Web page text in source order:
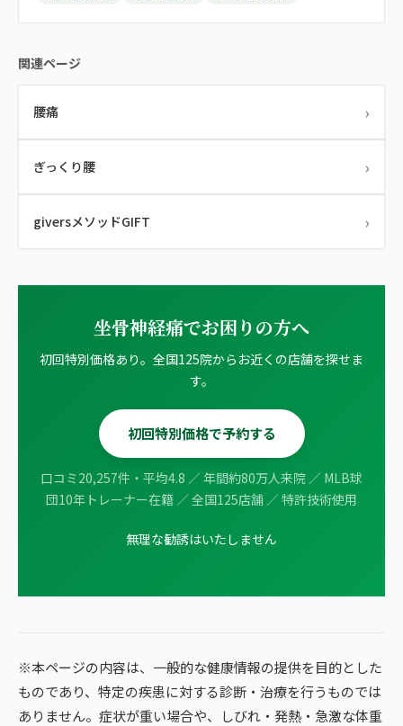
関連ページ
腰痛 ›
ぎっくり腰 ›
giversメソッドGIFT ›
坐骨神経痛でお困りの方へ
初回特別価格あり。全国125院からお近くの店舗を探せま
す。
初回特別価格で予約する
口コミ20,257件・平均4.8 ／ 年間約80万人来院 ／ MLB球
団10年トレーナー在籍 ／ 全国125店舗 ／ 特許技術使用
無理な勧誘はいたしません
※本ページの内容は、一般的な健康情報の提供を目的とした
ものであり、特定の疾患に対する診断・治療を行うものでは
ありません。症状が重い場合や、しびれ・発熱・急激な体重